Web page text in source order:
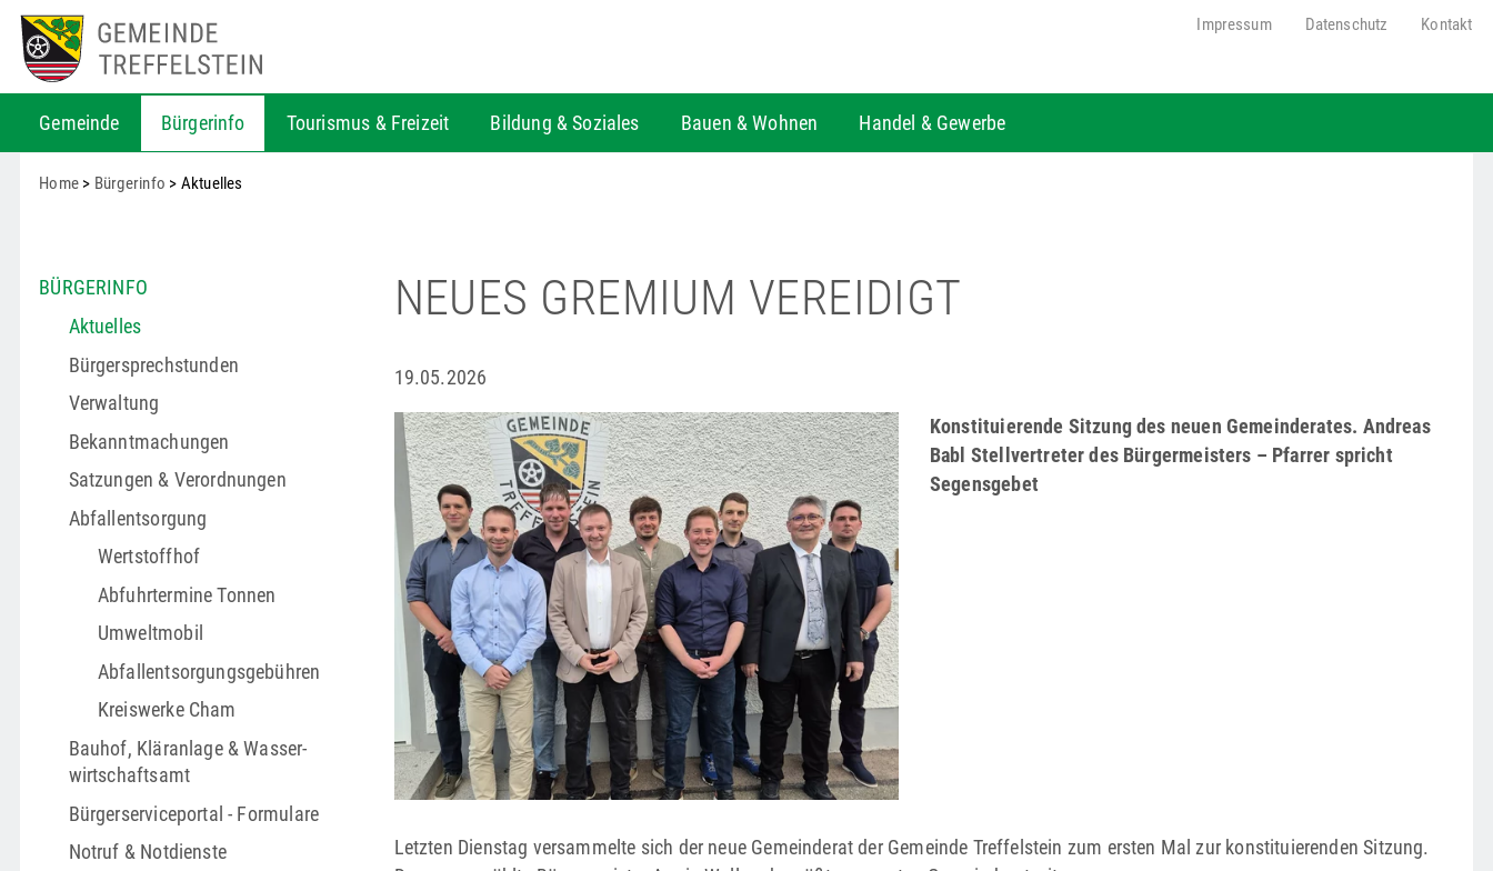
Impressum Datenschutz Kontakt
Gemeinde Bürgerinfo Tourismus & Freizeit Bildung & Soziales Bauen & Wohnen Handel & Gewerbe
Home > Bürgerinfo > Aktuelles
BÜRGERINFO
Aktuelles
Bürgersprechstunden
Verwaltung
Bekanntmachungen
Satzungen & Verordnungen
Abfallentsorgung
Wertstoffhof
Abfuhrtermine Tonnen
Umweltmobil
Abfallentsorgungs­gebühren
Kreiswerke Cham
Bauhof, Kläranlage & Wasser­
wirtschafts­amt
Bürgerserviceportal - Formulare
Notruf & Notdienste
NEUES GREMIUM VEREIDIGT
19.05.2026
Konstituierende Sitzung des neuen Gemeinderates. Andreas
Babl Stellvertreter des Bürgermeisters – Pfarrer spricht
Segensgebet
Letzten Dienstag versammelte sich der neue Gemeinderat der Gemeinde Treffelstein zum ersten Mal zur konstituierenden Sitzung.